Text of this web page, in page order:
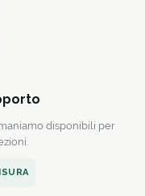
disponibili per